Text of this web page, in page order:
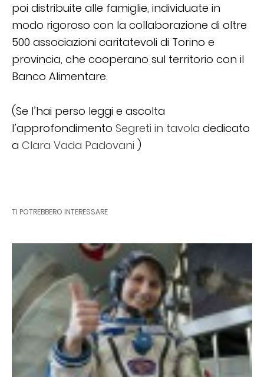
poi distribuite alle famiglie, individuate in
modo rigoroso con la collaborazione di oltre
500 associazioni caritatevoli di Torino e
provincia, che cooperano sul territorio con il
Banco Alimentare.
(Se l’hai perso leggi e ascolta
l’approfondimento Segreti in tavola dedicato
a Clara Vada Padovani )
TI POTREBBERO INTERESSARE